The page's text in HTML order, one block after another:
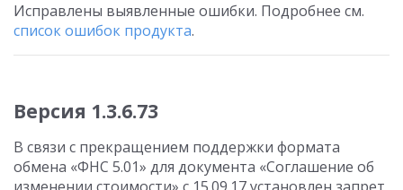
Исправлены выявленные ошибки. Подробнее см.
список ошибок продукта.
Версия 1.3.6.73
В связи с прекращением поддержки формата
обмена «ФНС 5.01» для документа «Соглашение об